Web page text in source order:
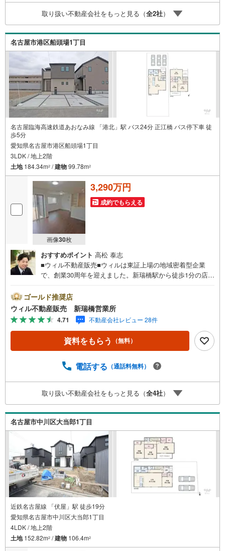
弊社は定休日なく営業しており、当日のご内覧も承りま
す。弊社で掲載している物件以外にもご紹介可能ですの
で、一度ご相談ください。●その他の相談もプロが対応●物
件に関することはもちろん、住宅ローンなどの資金面やリ
フォームに関することなど、お住まいに関するどんなこと
でもお気軽にご相談ください。
取り扱い不動産会社をもっと見る（全2社）
名古屋市港区船頭場1丁目
名古屋臨海高速鉄道あおなみ線 「港北」駅 バス24分 正江橋 バス停下車 徒
歩5分
愛知県名古屋市港区船頭場1丁目
3LDK / 地上2階
土地184.34m2 /建物99.78m2
画像30枚
3,290万円
成約でもらえる
おすすめポイント 高松 泰志
■ウィル不動産販売■ウィルは東証上場の地域密着型企業
で、創業30周年を迎えました。新瑞橋駅から徒歩1分の店舗
り、お子様連れのお客様も安心してご利用いただけます。●
平日のお住まい探しの方へ●弊社では平日にご内覧や契約を
希望されるお客様のために、「平日会員制度」という割引
プランをご用意しています。●お仕事で忙しい方へ●午前10
時から午後7時まで、毎日営業しております。事前にご予約
いただければ、営業時間外でのご内覧にも対応いたしま
●すぐの内覧も可能です●弊社は定休日なく営業しており、
もご紹介可能ですので、一度ご相談ください。●その他の相
談もプロが対応●物件に関することはもちろん、住宅ローン
などの資金面やリフォームに関することなど、お住まいに
関するどんなことでもお気軽にご相談ください。
ゴールド推奨店
ウィル不動産販売 新瑞橋営業所
4.71 不動産会社レビュー 28件
資料をもらう （無料）
電話する （通話料無料）
取り扱い不動産会社をもっと見る（全4社）
名古屋市中川区大当郎1丁目
近鉄名古屋線 「伏屋」駅 徒歩19分
愛知県名古屋市中川区大当郎1丁目
4LDK / 地上2階
土地152.82m2 /建物 106.4m2